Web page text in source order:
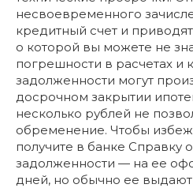
несвоевременного
кредитный счет и
о которой вы можете не
погрешности в расчетах и
задолженности могут
досрочном закрытии
несколько рублей не
обременение. Чтобы
получите в банке Справку
задолженности — на ее
дней, но обычно ее